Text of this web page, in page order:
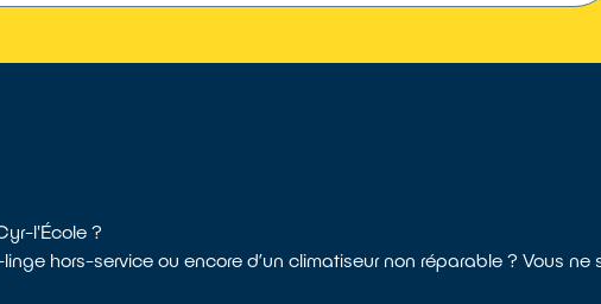
l'École ?
hors-service ou encore d’un climatiseur non réparable ? Vous ne